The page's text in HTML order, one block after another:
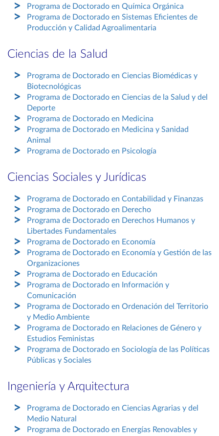
Programa de Doctorado en Química Orgánica
Programa de Doctorado en Sistemas Eficientes de
Producción y Calidad Agroalimentaria
Ciencias de la Salud
Programa de Doctorado en Ciencias Biomédicas y
Biotecnológicas
Programa de Doctorado en Ciencias de la Salud y del
Deporte
Programa de Doctorado en Medicina
Programa de Doctorado en Medicina y Sanidad
Animal
Programa de Doctorado en Psicología
Ciencias Sociales y Jurídicas
Programa de Doctorado en Contabilidad y Finanzas
Programa de Doctorado en Derecho
Programa de Doctorado en Derechos Humanos y
Libertades Fundamentales
Programa de Doctorado en Economía
Programa de Doctorado en Economía y Gestión de las
Organizaciones
Programa de Doctorado en Educación
Programa de Doctorado en Información y
Comunicación
Programa de Doctorado en Ordenación del Territorio
y Medio Ambiente
Programa de Doctorado en Relaciones de Género y
Estudios Feministas
Programa de Doctorado en Sociología de las Políticas
Públicas y Sociales
Ingeniería y Arquitectura
Programa de Doctorado en Ciencias Agrarias y del
Medio Natural
Programa de Doctorado en Energías Renovables y